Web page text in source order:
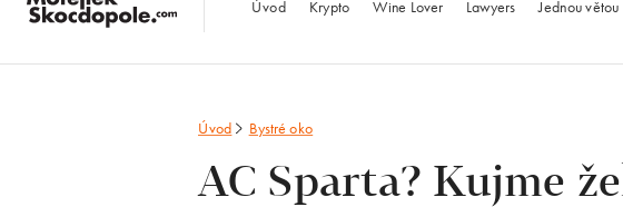
Úvod Krypto Wine Lover Lawyers Jednou větou
Úvod Bystré oko
AC Sparta? Kujme